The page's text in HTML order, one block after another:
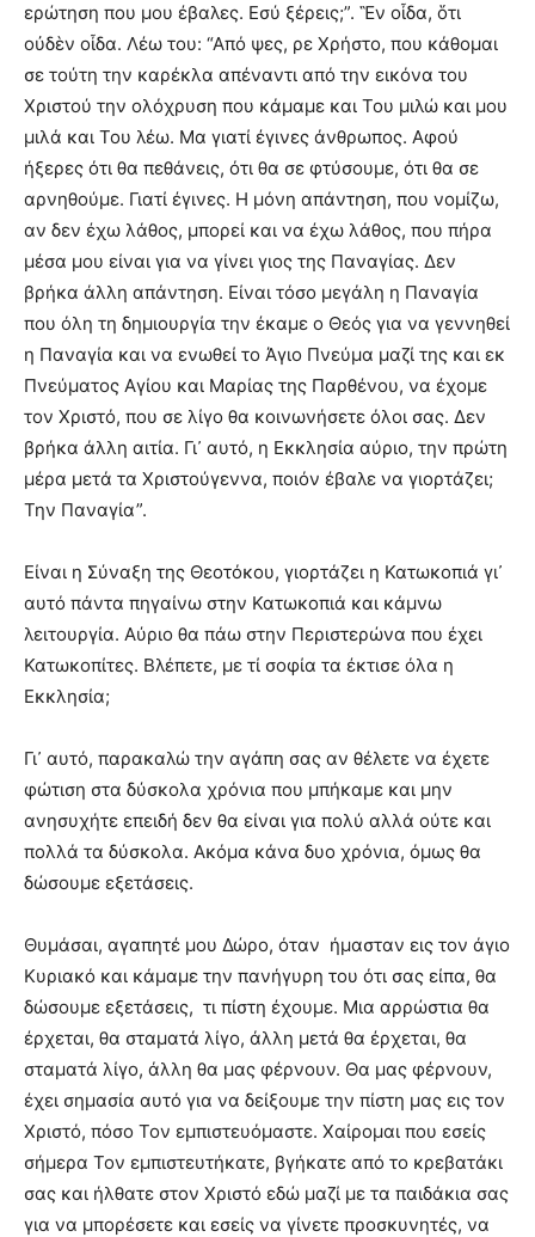
ερώτηση που μου έβαλες. Εσύ ξέρεις;”. Ἓν οἶδα, ὅτι
οὐδὲν οἶδα. Λέω του: “Από ψες, ρε Χρήστο, που κάθομαι
σε τούτη την καρέκλα απέναντι από την εικόνα του
Χριστού την ολόχρυση που κάμαμε και Του μιλώ και μου
μιλά και Του λέω. Μα γιατί έγινες άνθρωπος. Αφού
ήξερες ότι θα πεθάνεις, ότι θα σε φτύσουμε, ότι θα σε
αρνηθούμε. Γιατί έγινες. Η μόνη απάντηση, που νομίζω,
αν δεν έχω λάθος, μπορεί και να έχω λάθος, που πήρα
μέσα μου είναι για να γίνει γιος της Παναγίας. Δεν
βρήκα άλλη απάντηση. Είναι τόσο μεγάλη η Παναγία
που όλη τη δημιουργία την έκαμε ο Θεός για να γεννηθεί
η Παναγία και να ενωθεί το Άγιο Πνεύμα μαζί της και εκ
Πνεύματος Αγίου και Μαρίας της Παρθένου, να έχομε
τον Χριστό, που σε λίγο θα κοινωνήσετε όλοι σας. Δεν
βρήκα άλλη αιτία. Γι᾿ αυτό, η Εκκλησία αύριο, την πρώτη
μέρα μετά τα Χριστούγεννα, ποιόν έβαλε να γιορτάζει;
Την Παναγία”.
Είναι η Σύναξη της Θεοτόκου, γιορτάζει η Κατωκοπιά γι᾿
αυτό πάντα πηγαίνω στην Κατωκοπιά και κάμνω
λειτουργία. Αύριο θα πάω στην Περιστερώνα που έχει
Κατωκοπίτες. Βλέπετε, με τί σοφία τα έκτισε όλα η
Εκκλησία;
Γι᾿ αυτό, παρακαλώ την αγάπη σας αν θέλετε να έχετε
φώτιση στα δύσκολα χρόνια που μπήκαμε και μην
ανησυχήτε επειδή δεν θα είναι για πολύ αλλά ούτε και
πολλά τα δύσκολα. Ακόμα κάνα δυο χρόνια, όμως θα
δώσουμε εξετάσεις.
Θυμάσαι, αγαπητέ μου Δώρο, όταν ήμασταν εις τον άγιο
Κυριακό και κάμαμε την πανήγυρη του ότι σας είπα, θα
δώσουμε εξετάσεις, τι πίστη έχουμε. Μια αρρώστια θα
έρχεται, θα σταματά λίγο, άλλη μετά θα έρχεται, θα
σταματά λίγο, άλλη θα μας φέρνουν. Θα μας φέρνουν,
έχει σημασία αυτό για να δείξουμε την πίστη μας εις τον
Χριστό, πόσο Τον εμπιστευόμαστε. Χαίρομαι που εσείς
σήμερα Τον εμπιστευτήκατε, βγήκατε από το κρεβατάκι
σας και ήλθατε στον Χριστό εδώ μαζί με τα παιδάκια σας
για να μπορέσετε και εσείς να γίνετε προσκυνητές, να